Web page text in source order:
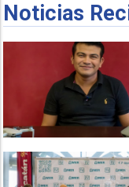
Noticias